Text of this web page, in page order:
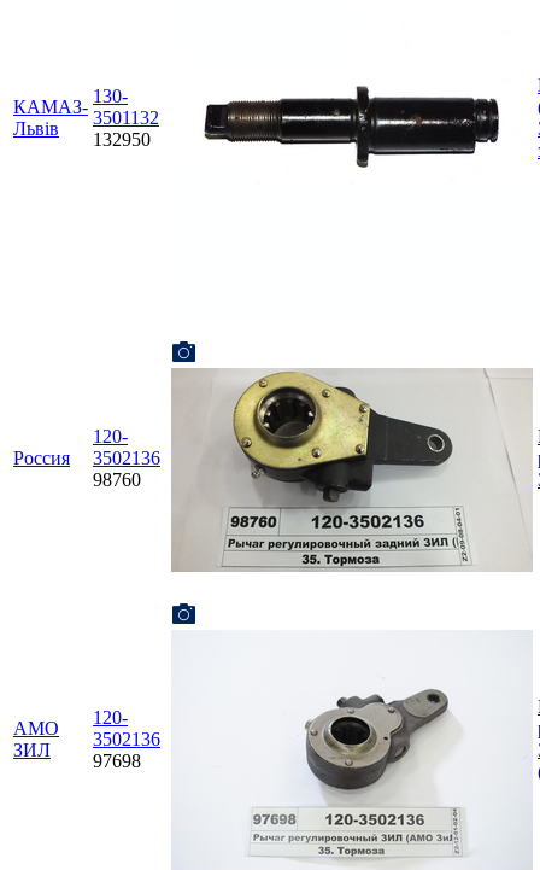
КАМАЗ-
Львів
130-
3501132
132950
Россия
120-
3502136
98760
АМО
ЗИЛ
120-
3502136
97698